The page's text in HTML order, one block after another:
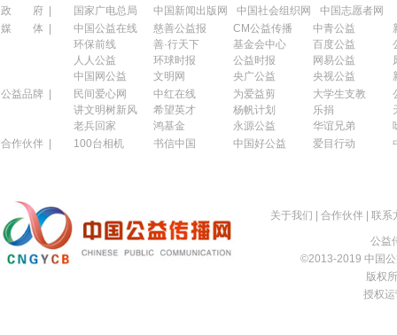
政 府 | 国家广电总局 中国新闻出版网 中国社会组织网
中国志愿者网
媒 体 |
中国公益在线 慈善公益报 CM公益传播 中青公益
环保前线
善·行天下 基金会中心 百度公益
人人公益
环球时报 公益时报 网易公益
中国网公益
文明网 央广公益 央视公益
公益品牌 |
民间爱心网 中红在线 为爱益剪 大学生支教
讲文明树新风
希望英才 杨帆计划 乐捐
老兵回家
鸿基金 永源公益 华谊兄弟
合作伙伴 |
100台相机 书信中国 中国好公益 爱目行动
关于我们 合作伙伴 联系
公益
©2013-2019 中国
版权
授权